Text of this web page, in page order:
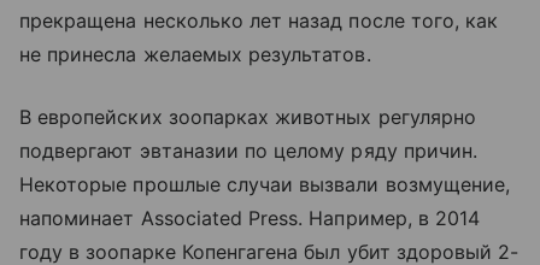
прекращена несколько лет назад после того, как
не принесла желаемых результатов.
В европейских зоопарках животных регулярно
подвергают эвтаназии по целому ряду причин.
Некоторые прошлые случаи вызвали возмущение,
напоминает Associated Press. Например, в 2014
году в зоопарке Копенгагена был убит здоровый 2-